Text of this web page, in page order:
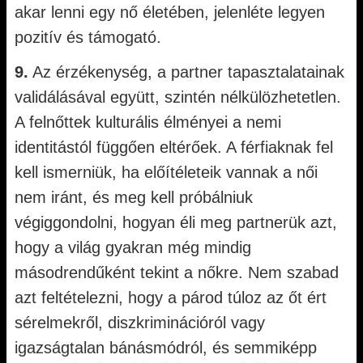
akar lenni egy nő életében, jelenléte legyen
pozitív és támogató.
9. Az érzékenység, a partner tapasztalatainak
validálásával együtt, szintén nélkülözhetetlen.
A felnőttek kulturális élményei a nemi
identitástól függően eltérőek. A férfiaknak fel
kell ismerniük, ha előítéleteik vannak a női
nem iránt, és meg kell próbálniuk
végiggondolni, hogyan éli meg partnerük azt,
hogy a világ gyakran még mindig
másodrendűként tekint a nőkre. Nem szabad
azt feltételezni, hogy a párod túloz az őt ért
sérelmekről, diszkriminációról vagy
igazságtalan bánásmódról, és semmiképp